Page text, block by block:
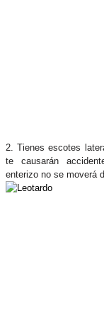
2. Tienes escotes
te causarán
enterizo no se moverá